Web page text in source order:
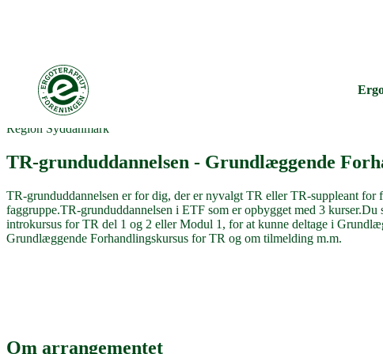
Region Syddanmark
TR-grunduddannelsen - Grundlæggende
TR-grunduddannelsen er for dig, der er nyvalgt TR eller TR-suppleant for
faggruppe.TR-grunduddannelsen i ETF som er opbygget med 3 kurser.Du
introkursus for TR del 1 og 2 eller Modul 1, for at kunne deltage i
Grundlæggende Forhandlingskursus for TR og om tilmelding m.m.
Om arrangementet